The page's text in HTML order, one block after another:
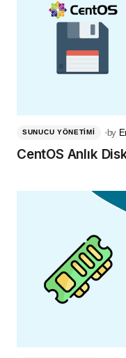
SUNUCU YÖNETIMI by
CentOS Anlık